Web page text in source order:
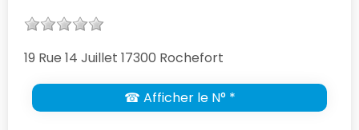
19 Rue 14 Juillet 17300 Rochefort
☎ Afficher le N° *